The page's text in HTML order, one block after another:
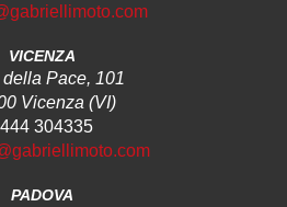
VICENZA
Pace, 101
Vicenza (VI)
304335
PADOVA